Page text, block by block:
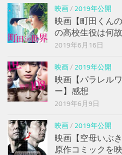
映画/ 2019年公開
映画【町田くん
の高校生役は何
2019年6月16日
映画/ 2019年公開
映画【パラレル
ー】感想
2019年6月9日
映画/ 2019年公開
映画【空母いぶ
原作コミックを